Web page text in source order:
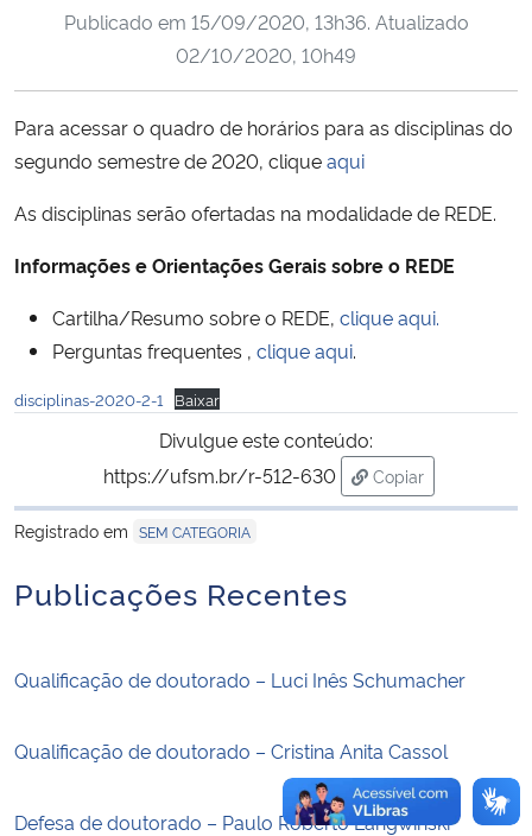
Ministério da Cidadania
Ministério de Minas e Energia
Ministério da Ciência, Tecnologia, Inovações e Comunicações
Ministério do Meio Ambiente
Ministério do Desenvolvimento Regional
Ministério da Mulher, da Família e dos Direitos Humanos
Secretaria-Geral
Publicado em 15/09/2020, 13h36. Atualizado
02/10/2020, 10h49
Para acessar o quadro de horários para as disciplinas do
segundo semestre de 2020, cliqueaqui
As disciplinas serão ofertadas na modalidade de REDE.
Informações e Orientações Gerais sobre o REDE
Cartilha/Resumo sobre o REDE, clique aqui.
Perguntas frequentes , clique aqui.
disciplinas-2020-2-1 Baixar
Divulgue este conteúdo:
https://ufsm.br/r-512-630
Copiar
para área de
Registrado em SEM CATEGORIA
Publicações Recentes
Qualificação de doutorado – Luci Inês Schumacher
Qualificação de doutorado – Cristina Anita Cassol
Defesa de doutorado – Paulo Roberto Langwinski